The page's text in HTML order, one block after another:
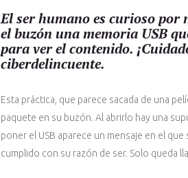
Elser humano es curioso por
el buzón una memoria USB
para ver el contenido.
ciberdelincuente.
Esta práctica, que parece sacada de una
paquete en su buzón. Al abrirlo hay una
poner el USB aparece un mensaje en el
cumplido con su razón de ser. Solo queda